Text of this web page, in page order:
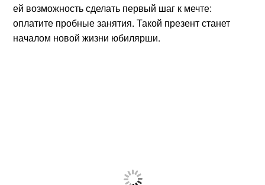
ей возможность сделать первый шаг к мечте:
оплатите пробные занятия. Такой презент станет
началом новой жизни юбилярши.